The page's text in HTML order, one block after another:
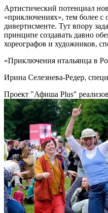
Артистический потенциал
«приключениях», тем более
дивертисменте. Тут впору
принципе создавать давно
хореографов и художников,
«Приключения итальянца в
Ирина Селезнева-Редер,
Проект "Афиша Plus"